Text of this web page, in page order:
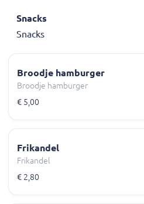
Snacks
Snacks
Broodje hamburger
Broodje hamburger
€ 5,00
Frikandel
Frikandel
€ 2,80